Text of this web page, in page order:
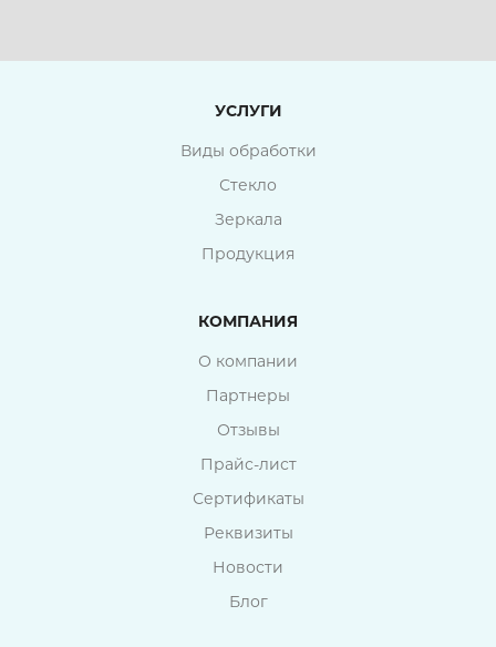
УСЛУГИ
Виды обработки
Стекло
Зеркала
Продукция
КОМПАНИЯ
О компании
Партнеры
Отзывы
Прайс-лист
Сертификаты
Реквизиты
Новости
Блог